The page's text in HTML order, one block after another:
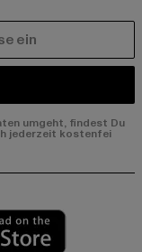
umgeht, findest Du
jederzeit kostenfei